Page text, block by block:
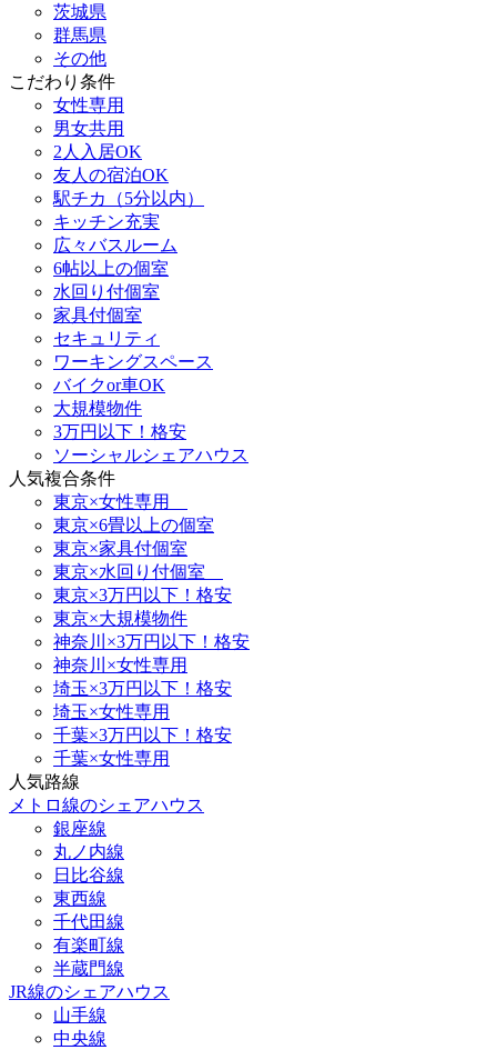
茨城県
群馬県
その他
こだわり条件
女性専用
男女共用
2人入居OK
友人の宿泊OK
駅チカ（5分以内）
キッチン充実
広々バスルーム
6帖以上の個室
水回り付個室
家具付個室
セキュリティ
ワーキングスペース
バイクor車OK
大規模物件
3万円以下！格安
ソーシャルシェアハウス
人気複合条件
東京×女性専用
東京×6畳以上の個室
東京×家具付個室
東京×水回り付個室
東京×3万円以下！格安
東京×大規模物件
神奈川×3万円以下！格安
神奈川×女性専用
埼玉×3万円以下！格安
埼玉×女性専用
千葉×3万円以下！格安
千葉×女性専用
人気路線
メトロ線のシェアハウス
銀座線
丸ノ内線
日比谷線
東西線
千代田線
有楽町線
半蔵門線
JR線のシェアハウス
山手線
中央線